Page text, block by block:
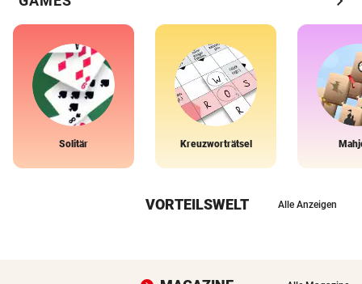
Solitär Kreuzworträtsel
VORTEILSWELT Alle Anzeigen